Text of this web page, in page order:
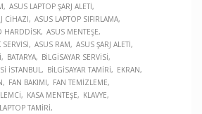
ASUS LAPTOP ŞARJ ALETI
CIHAZI
ASUS LAPTOP SIFIRLAMA
HARDDISK ASUS MENTEŞE
ASUS RAM
ASUS ŞARJ ALETI
BATARYA
BILGISAYAR SERVISI
İSTANBUL
BILGISAYAR TAMIRI
EKRAN
FAN BAKIMI
FAN TEMIZLEME
KASA MENTEŞE
KLAVYE
LAPTOP TAMIRI